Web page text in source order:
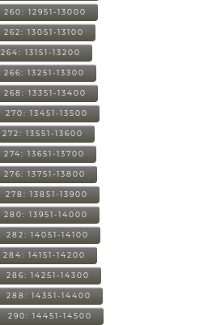
260: 12951-13000
262: 13051-13100
264: 13151-13200
266: 13251-13300
268: 13351-13400
270: 13451-13500
272: 13551-13600
274: 13651-13700
276: 13751-13800
278: 13851-13900
280: 13951-14000
282: 14051-14100
284: 14151-14200
286: 14251-14300
288: 14351-14400
290: 14451-14500